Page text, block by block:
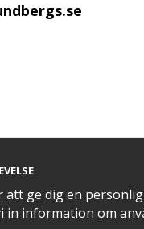
att ge dig en
in information om